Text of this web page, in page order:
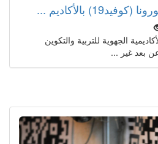
بالأكاديم ...
الجهوية للتربية والتكوين
بعد غير ...